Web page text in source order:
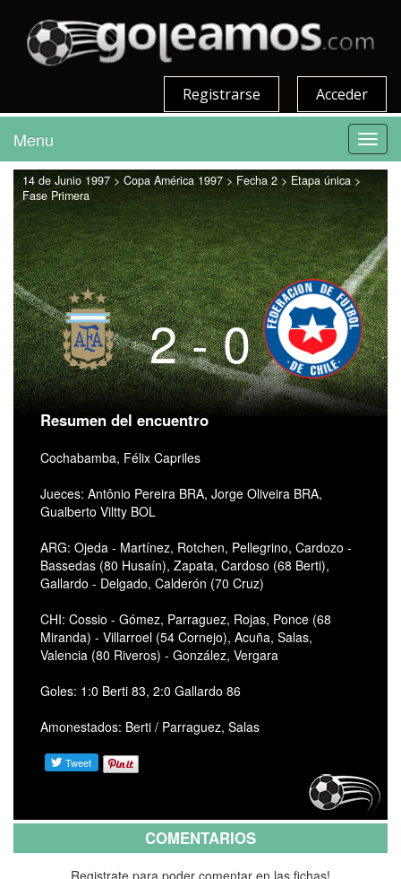
Acceder
Registrarse
Menu
14 de Junio 1997 > Copa América 1997 > Fecha 2 > Etapa única >
Fase Primera
2 - 0
Resumen del encuentro
Cochabamba, Félix Capriles
Jueces: Antônio Pereira BRA, Jorge Oliveira BRA,
Gualberto Viltty BOL
ARG: Ojeda - Martínez, Rotchen, Pellegrino, Cardozo -
Bassedas (80 Husaín), Zapata, Cardoso (68 Berti),
Gallardo - Delgado, Calderón (70 Cruz)
CHI: Cossio - Gómez, Parraguez, Rojas, Ponce (68
Miranda) - Villarroel (54 Cornejo), Acuña, Salas,
Valencia (80 Riveros) - González, Vergara
Goles: 1:0 Berti 83, 2:0 Gallardo 86
Amonestados: Berti / Parraguez, Salas
COMENTARIOS
Registrate para poder comentar en las fichas!